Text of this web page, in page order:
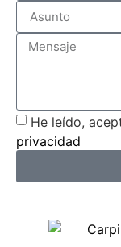
He leído,
privacidad